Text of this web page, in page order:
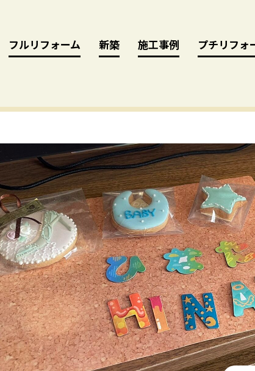
フルリフォーム
フルリフォーム 新築
新築 施工事例
施工事例 プチリフォ
プチリフォ